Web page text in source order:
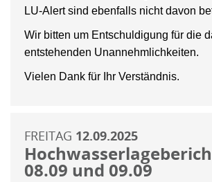
LU-Alert sind ebenfalls nicht davon
Wir bitten um Entschuldigung für die
entstehenden Unannehmlichkeiten.
Vielen Dank für Ihr Verständnis.
FREITAG 12.09.2025
08.09 und 09.09